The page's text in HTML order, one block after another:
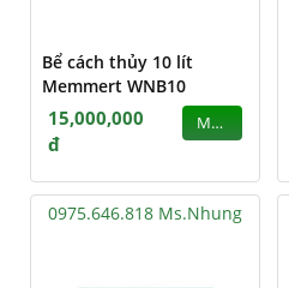
Bể cách thủy 10 lít
Memmert WNB10
15,000,000
đ
MUA
0975.646.818 Ms.Nhung